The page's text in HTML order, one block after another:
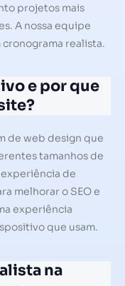
projetos mais
A nossa equipe
realista.
e por que
de web design que
tamanhos de
de
melhorar o SEO e
experiência
que usam.
na